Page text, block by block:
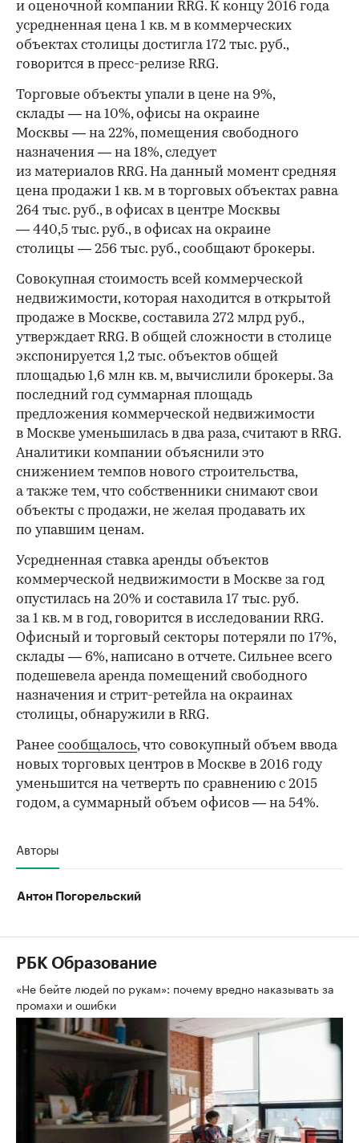
и оценочной компании RRG. К концу 2016 года
усредненная цена 1 кв. м в коммерческих
объектах столицы достигла 172 тыс. руб.,
говорится в пресс-релизе RRG.
Торговые объекты упали в цене на 9%,
склады — на 10%, офисы на окраине
Москвы — на 22%, помещения свободного
назначения — на 18%, следует
из материалов RRG. На данный момент средняя
цена продажи 1 кв. м в торговых объектах равна
264 тыс. руб., в офисах в центре Москвы
— 440,5 тыс. руб., в офисах на окраине
столицы — 256 тыс. руб., сообщают брокеры.
Совокупная стоимость всей коммерческой
недвижимости, которая находится в открытой
продаже в Москве, составила 272 млрд руб.,
утверждает RRG. В общей сложности в столице
экспонируется 1,2 тыс. объектов общей
площадью 1,6 млн кв. м, вычислили брокеры. За
последний год суммарная площадь
предложения коммерческой недвижимости
в Москве уменьшилась в два раза, считают в RRG.
Аналитики компании объяснили это
снижением темпов нового строительства,
а также тем, что собственники снимают свои
объекты с продажи, не желая продавать их
по упавшим ценам.
Усредненная ставка аренды объектов
коммерческой недвижимости в Москве за год
опустилась на 20% и составила 17 тыс. руб.
за 1 кв. м в год, говорится в исследовании RRG.
Офисный и торговый секторы потеряли по 17%,
склады — 6%, написано в отчете. Сильнее всего
подешевела аренда помещений свободного
назначения и стрит-ретейла на окраинах
столицы, обнаружили в RRG.
Ранее сообщалось, что совокупный объем ввода
новых торговых центров в Москве в 2016 году
уменьшится на четверть по сравнению с 2015
годом, а суммарный объем офисов — на 54%.
Авторы
Антон Погорельский
РБК Образование
«Не бейте людей по рукам»: почему вредно наказывать за
промахи и ошибки